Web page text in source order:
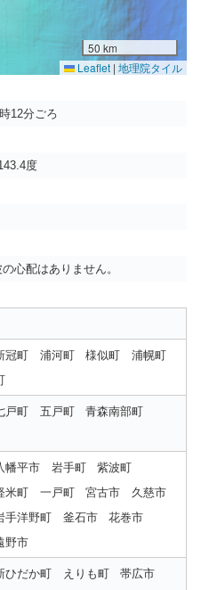
50 km
Leaflet | 地理院タイル
12分ごろ
度
心配はありません。
冠町 浦河町 様似町
浦幌町
戸町 五戸町
青森南部町
幡平市 岩手町
紫波町
米町 一戸町 宮古市
久慈市
手洋野町 釜石市
花巻市
野市
ひだか町 えりも町
帯広市